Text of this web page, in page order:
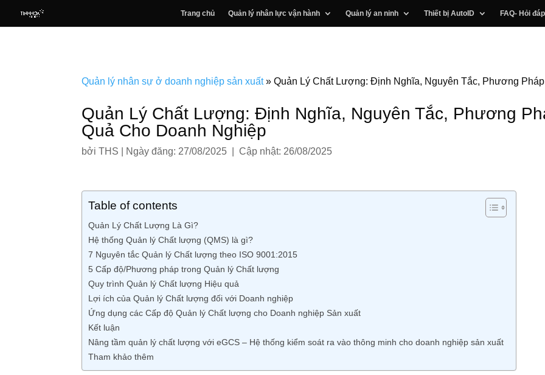
Trang chủ Quản lý nhân lực vận hành Quản lý an ninh Thiết bị AutoID FAQ- Hỏi đáp
Quản lý nhân sự ở doanh nghiệp sản xuất»Quản Lý Chất Lượng: Định Nghĩa, Nguyên Tắc, Phương
Quản Lý Chất Lượng: Định Nghĩa, Nguyên Tắc, Phương
Quả Cho Doanh Nghiệp
bởiTHS Ngày đăng: 27/08/2025 | Cập nhật: 26/08/2025
Table of contents
Quản Lý Chất Lượng Là Gì?
Hệ thống Quản lý Chất lượng (QMS) là gì?
7 Nguyên tắc Quản lý Chất lượng theo ISO 9001:2015
5 Cấp độ/Phương pháp trong Quản lý Chất lượng
Quy trình Quản lý Chất lượng Hiệu quả
Lợi ích của Quản lý Chất lượng đối với Doanh nghiệp
Ứng dụng các Cấp độ Quản lý Chất lượng cho Doanh nghiệp Sản xuất
Kết luận
Nâng tầm quản lý chất lượng với eGCS – Hệ thống kiểm soát ra vào thông minh cho doanh nghiệp sản xuất
Tham khảo thêm